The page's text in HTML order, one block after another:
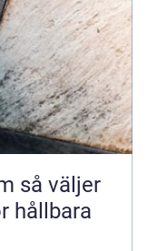
hållbara